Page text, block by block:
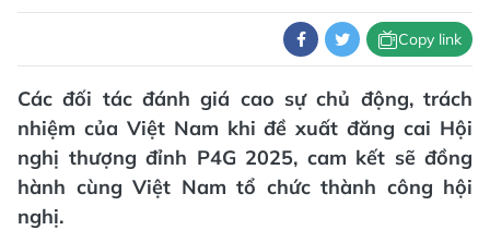
Copy link
Các đối tác đánh giá cao sự chủ động, trách
nhiệm của Việt Nam khi đề xuất đăng cai Hội
nghị thượng đỉnh P4G 2025, cam kết sẽ đồng
hành cùng Việt Nam tổ chức thành công hội
nghị.